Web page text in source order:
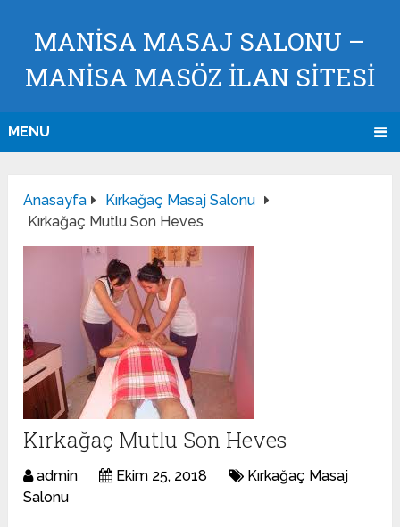
MANISA MASAJ SALONU –
MANISA MASÖZ İLAN SİTESİ
MENU
Anasayfa
Kırkağaç Masaj Salonu
Kırkağaç Mutlu Son Heves
Kırkağaç Mutlu Son Heves
admin Ekim 25, 2018
Kırkağaç Masaj
Salonu